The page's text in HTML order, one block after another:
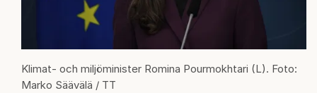
Klimat- och miljöminister Romina Pourmokhtari (L). Foto:
Marko Säävälä / TT